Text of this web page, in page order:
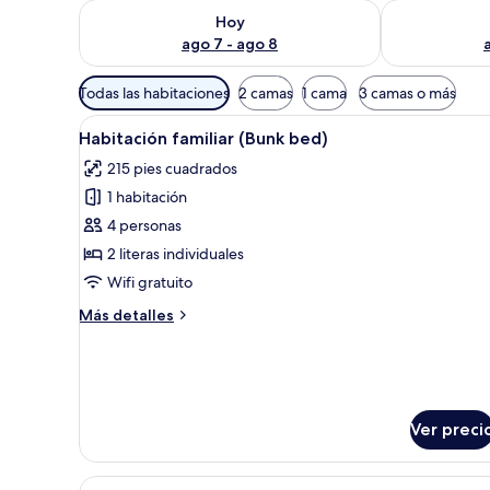
Hoy
ago 7 - ago 8
Consulta la disponibilidad para hoy ago 7 - ago 8
Consulta la
Filtros
disponibles
para
las
habitaciones
Todas las habitaciones 2 camas 1 cama 3 camas o más
Abrir
todas
las
fotos
de
Habitación
familiar
bed)
Un dormitorio con literas de
10
Habitación familiar (Bunk bed)
215 pies cuadrados
1 habitación
4 personas
2 literas individuales
Wifi gratuito
Más detalles
Más
Ver
Habitación de hotel con